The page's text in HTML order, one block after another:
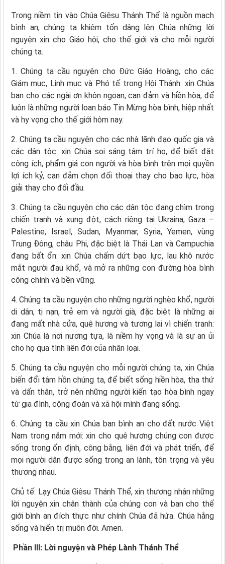
Trong niềm tin vào Chúa Giêsu Thánh Thể là nguồn mạch
bình an, chúng ta khiêm tốn dâng lên Chúa những lời
nguyện xin cho Giáo hội, cho thế giới và cho mỗi người
chúng ta.
1. Chúng ta cầu nguyện cho Đức Giáo Hoàng, cho các
Giám mục, Linh mục và Phó tế trong Hội Thánh: xin Chúa
ban cho các ngài ơn khôn ngoan, can đảm và hiền hòa, để
luôn là những người loan báo Tin Mừng hòa bình, hiệp nhất
và hy vọng cho thế giới hôm nay.
2. Chúng ta cầu nguyện cho các nhà lãnh đạo quốc gia và
các dân tộc: xin Chúa soi sáng tâm trí họ, để biết đặt
công ích, phẩm giá con người và hòa bình trên mọi quyền
lợi ích kỷ, can đảm chọn đối thoại thay cho bạo lực, hòa
giải thay cho đối đầu.
3. Chúng ta cầu nguyện cho các dân tộc đang chìm trong
chiến tranh và xung đột, cách riêng tại Ukraina, Gaza –
Palestine, Israel, Sudan, Myanmar, Syria, Yemen, vùng
Trung Đông, châu Phi, đặc biệt là Thái Lan và Campuchia
đang bất ổn: xin Chúa chấm dứt bạo lực, lau khô nước
mắt người đau khổ, và mở ra những con đường hòa bình
công chính và bền vững.
4. Chúng ta cầu nguyện cho những người nghèo khổ, người
di dân, tị nạn, trẻ em và người già, đặc biệt là những ai
đang mất nhà cửa, quê hương và tương lai vì chiến tranh:
xin Chúa là nơi nương tựa, là niềm hy vọng và là sự an ủi
cho họ qua tình liên đới của nhân loại.
5. Chúng ta cầu nguyện cho mỗi người chúng ta, xin Chúa
biến đổi tâm hồn chúng ta, để biết sống hiền hòa, tha thứ
và dấn thân, trở nên những người kiến tạo hòa bình ngay
từ gia đình, cộng đoàn và xã hội mình đang sống.
6. Chúng ta cầu xin Chúa ban bình an cho đất nước Việt
Nam trong năm mới: xin cho quê hương chúng con được
sống trong ổn định, công bằng, liên đới và phát triển, để
mọi người dân được sống trong an lành, tôn trọng và yêu
thương nhau.
Chủ tế: Lạy Chúa Giêsu Thánh Thể, xin thương nhận những
lời nguyện xin chân thành của chúng con và ban cho thế
giới bình an đích thực như chính Chúa đã hứa. Chúa hằng
sống và hiển trị muôn đời. Amen.
Phần III: Lời nguyện và Phép Lành Thánh Thể